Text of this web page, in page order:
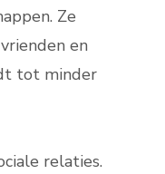
Ze
en
tot minder
relaties.